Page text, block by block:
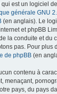
est un logiciel
générale GNU
(en anglais). Le
et phpBB
la conduite et du
pas. Pour plus
de phpBB (en
contenu à
menaçant,
pays, du pays